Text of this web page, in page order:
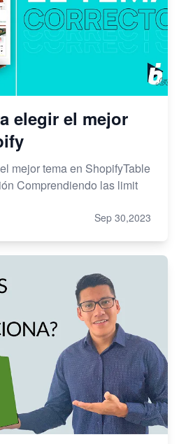
elegir el mejor
mejor tema en ShopifyTable
Comprendiendo las limit
Sep 30,2023